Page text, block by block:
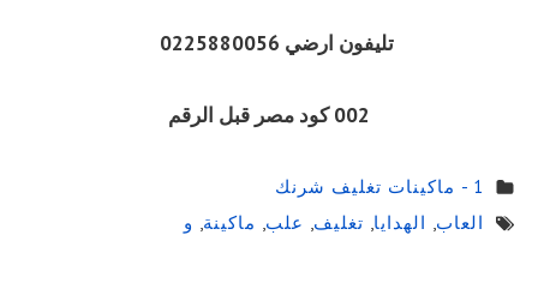
تليفون ارضي 0225880056
002 كود مصر قبل الرقم
1 - ماكينات تغليف شرنك
العاب, الهدايا, تغليف, علب, ماكينة, و